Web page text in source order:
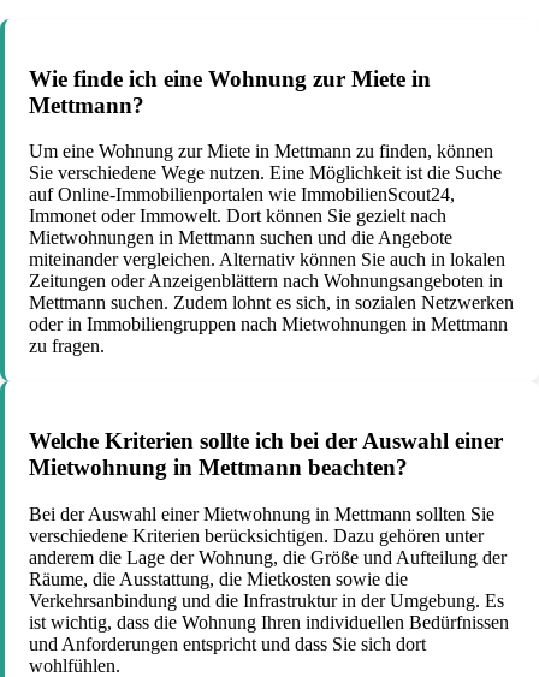
Wie finde ich eine Wohnung zur Miete in
Mettmann?
Um eine Wohnung zur Miete in Mettmann zu finden, können
Sie verschiedene Wege nutzen. Eine Möglichkeit ist die Suche
auf Online-Immobilienportalen wie ImmobilienScout24,
Immonet oder Immowelt. Dort können Sie gezielt nach
Mietwohnungen in Mettmann suchen und die Angebote
miteinander vergleichen. Alternativ können Sie auch in lokalen
Zeitungen oder Anzeigenblättern nach Wohnungsangeboten in
Mettmann suchen. Zudem lohnt es sich, in sozialen Netzwerken
oder in Immobiliengruppen nach Mietwohnungen in Mettmann
zu fragen.
Welche Kriterien sollte ich bei der Auswahl einer
Mietwohnung in Mettmann beachten?
Bei der Auswahl einer Mietwohnung in Mettmann sollten Sie
verschiedene Kriterien berücksichtigen. Dazu gehören unter
anderem die Lage der Wohnung, die Größe und Aufteilung der
Räume, die Ausstattung, die Mietkosten sowie die
Verkehrsanbindung und die Infrastruktur in der Umgebung. Es
ist wichtig, dass die Wohnung Ihren individuellen Bedürfnissen
und Anforderungen entspricht und dass Sie sich dort
wohlfühlen.